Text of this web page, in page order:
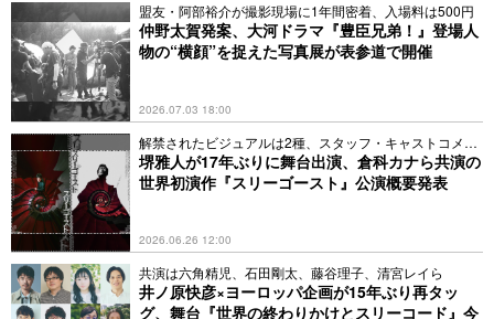
盟友・阿部裕介が撮影現場に1年間密着、入場料は500円
仲野太賀発案、大河ドラマ『豊臣兄弟！』登場人
物の“横顔”を捉えた写真展が表参道で開催
2026.07.03 18:00
解禁されたビジュアルは2種、スタッフ・キャストコメン
トも
堺雅人が17年ぶりに舞台出演、倉科カナら共演の
世界初演作『スリーゴースト』公演概要発表
2026.06.26 12:00
共演は六角精児、石田剛太、藤谷理子、清宮レイら
井ノ原快彦×ヨーロッパ企画が15年ぶり再タッ
グ、舞台『世界の終わりかけとスリーコード』今